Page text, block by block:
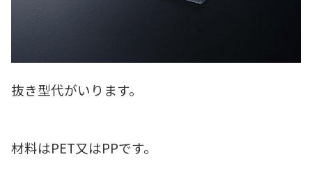
抜き型代がいります。
材料はPET又はPPです。